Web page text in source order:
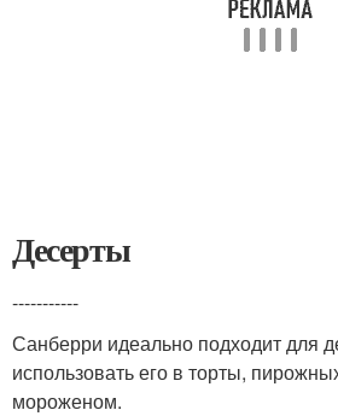
Десерты
-----------
Санберри идеально подходит для
использовать его в торты,
мороженом.